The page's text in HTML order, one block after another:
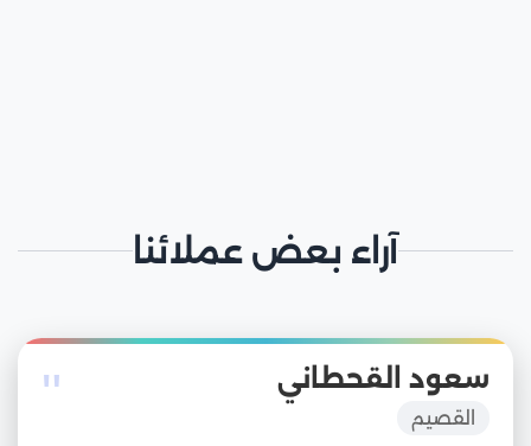
آراء بعض عملائنا
" سعود القحطاني
القصيم